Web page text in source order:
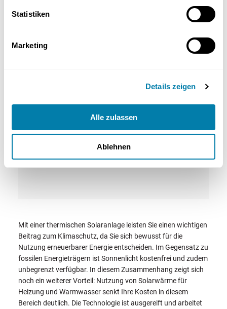
Statistiken
Marketing
Details zeigen
Alle zulassen
Ablehnen
Thermische Solaranlage: Vorteile
und Herausforderungen im
Mit einer thermischen Solaranlage leisten Sie einen wichtigen
Beitrag zum Klimaschutz, da Sie sich bewusst für die
Nutzung erneuerbarer Energie entscheiden. Im Gegensatz zu
fossilen Energieträgern ist Sonnenlicht kostenfrei und zudem
unbegrenzt verfügbar. In diesem Zusammenhang zeigt sich
noch ein weiterer Vorteil: Nutzung von Solarwärme für
Heizung und Warmwasser senkt Ihre Kosten in diesem
Bereich deutlich. Die Technologie ist ausgereift und arbeitet